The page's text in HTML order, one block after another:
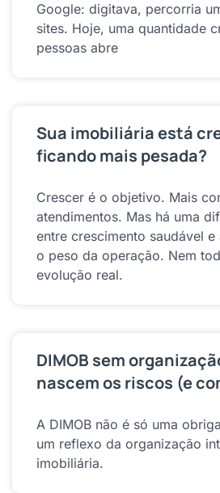
Google: digitava, percorria
sites. Hoje, uma quantidade
pessoas abre
Sua imobiliária está
ficando mais pesada?
Crescer é o objetivo. Mais
atendimentos. Mas há uma
entre crescimento saudável e
o peso da operação. Nem
evolução real.
DIMOB sem
nascem os riscos (e
A DIMOB não é só uma
um reflexo da organização
imobiliária.